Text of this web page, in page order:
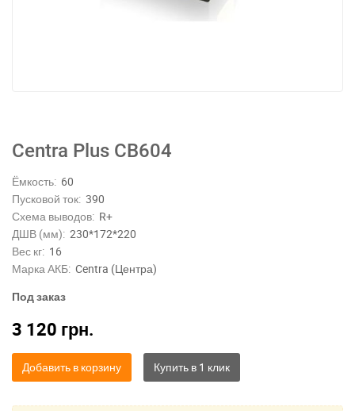
Centra Plus CB604
Ёмкость: 60
Пусковой ток: 390
Схема выводов: R+
ДШВ (мм): 230*172*220
Вес кг: 16
Марка АКБ: Centra (Центра)
Под заказ
3 120 грн.
Добавить в корзину